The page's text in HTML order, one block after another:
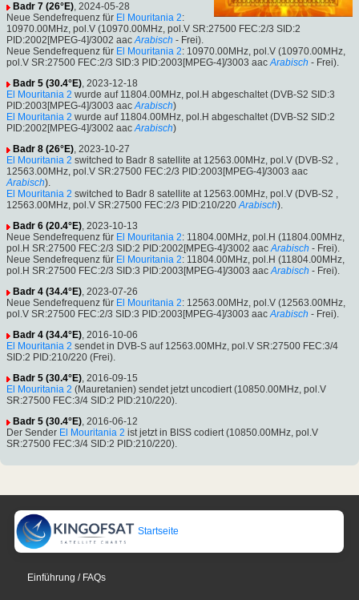
Badr 7 (26°E), 2024-05-28
Neue Sendefrequenz für El Mouritania 2:
10970.00MHz, pol.V (10970.00MHz, pol.V SR:27500 FEC:2/3 SID:2
PID:2002[MPEG-4]/3002 aac Arabisch - Frei).
Neue Sendefrequenz für El Mouritania 2: 10970.00MHz, pol.V (10970.00MHz,
pol.V SR:27500 FEC:2/3 SID:3 PID:2003[MPEG-4]/3003 aac Arabisch - Frei).
Badr 5 (30.4°E), 2023-12-18
El Mouritania 2 wurde auf 11804.00MHz, pol.H abgeschaltet (DVB-S2 SID:3
PID:2003[MPEG-4]/3003 aac Arabisch)
El Mouritania 2 wurde auf 11804.00MHz, pol.H abgeschaltet (DVB-S2 SID:2
PID:2002[MPEG-4]/3002 aac Arabisch)
Badr 8 (26°E), 2023-10-27
El Mouritania 2 switched to Badr 8 satellite at 12563.00MHz, pol.V (DVB-S2 ,
12563.00MHz, pol.V SR:27500 FEC:2/3 PID:2003[MPEG-4]/3003 aac
Arabisch).
El Mouritania 2 switched to Badr 8 satellite at 12563.00MHz, pol.V (DVB-S2 ,
12563.00MHz, pol.V SR:27500 FEC:2/3 PID:210/220 Arabisch).
Badr 6 (20.4°E), 2023-10-13
Neue Sendefrequenz für El Mouritania 2: 11804.00MHz, pol.H (11804.00MHz,
pol.H SR:27500 FEC:2/3 SID:2 PID:2002[MPEG-4]/3002 aac Arabisch - Frei).
Neue Sendefrequenz für El Mouritania 2: 11804.00MHz, pol.H (11804.00MHz,
pol.H SR:27500 FEC:2/3 SID:3 PID:2003[MPEG-4]/3003 aac Arabisch - Frei).
Badr 4 (34.4°E), 2023-07-26
Neue Sendefrequenz für El Mouritania 2: 12563.00MHz, pol.V (12563.00MHz,
pol.V SR:27500 FEC:2/3 SID:3 PID:2003[MPEG-4]/3003 aac Arabisch - Frei).
Badr 4 (34.4°E), 2016-10-06
El Mouritania 2 sendet in DVB-S auf 12563.00MHz, pol.V SR:27500 FEC:3/4
SID:2 PID:210/220 (Frei).
Badr 5 (30.4°E), 2016-09-15
El Mouritania 2 (Mauretanien) sendet jetzt uncodiert (10850.00MHz, pol.V
SR:27500 FEC:3/4 SID:2 PID:210/220).
Badr 5 (30.4°E), 2016-06-12
Der Sender El Mouritania 2 ist jetzt in BISS codiert (10850.00MHz, pol.V
SR:27500 FEC:3/4 SID:2 PID:210/220).
Startseite
Einführung / FAQs